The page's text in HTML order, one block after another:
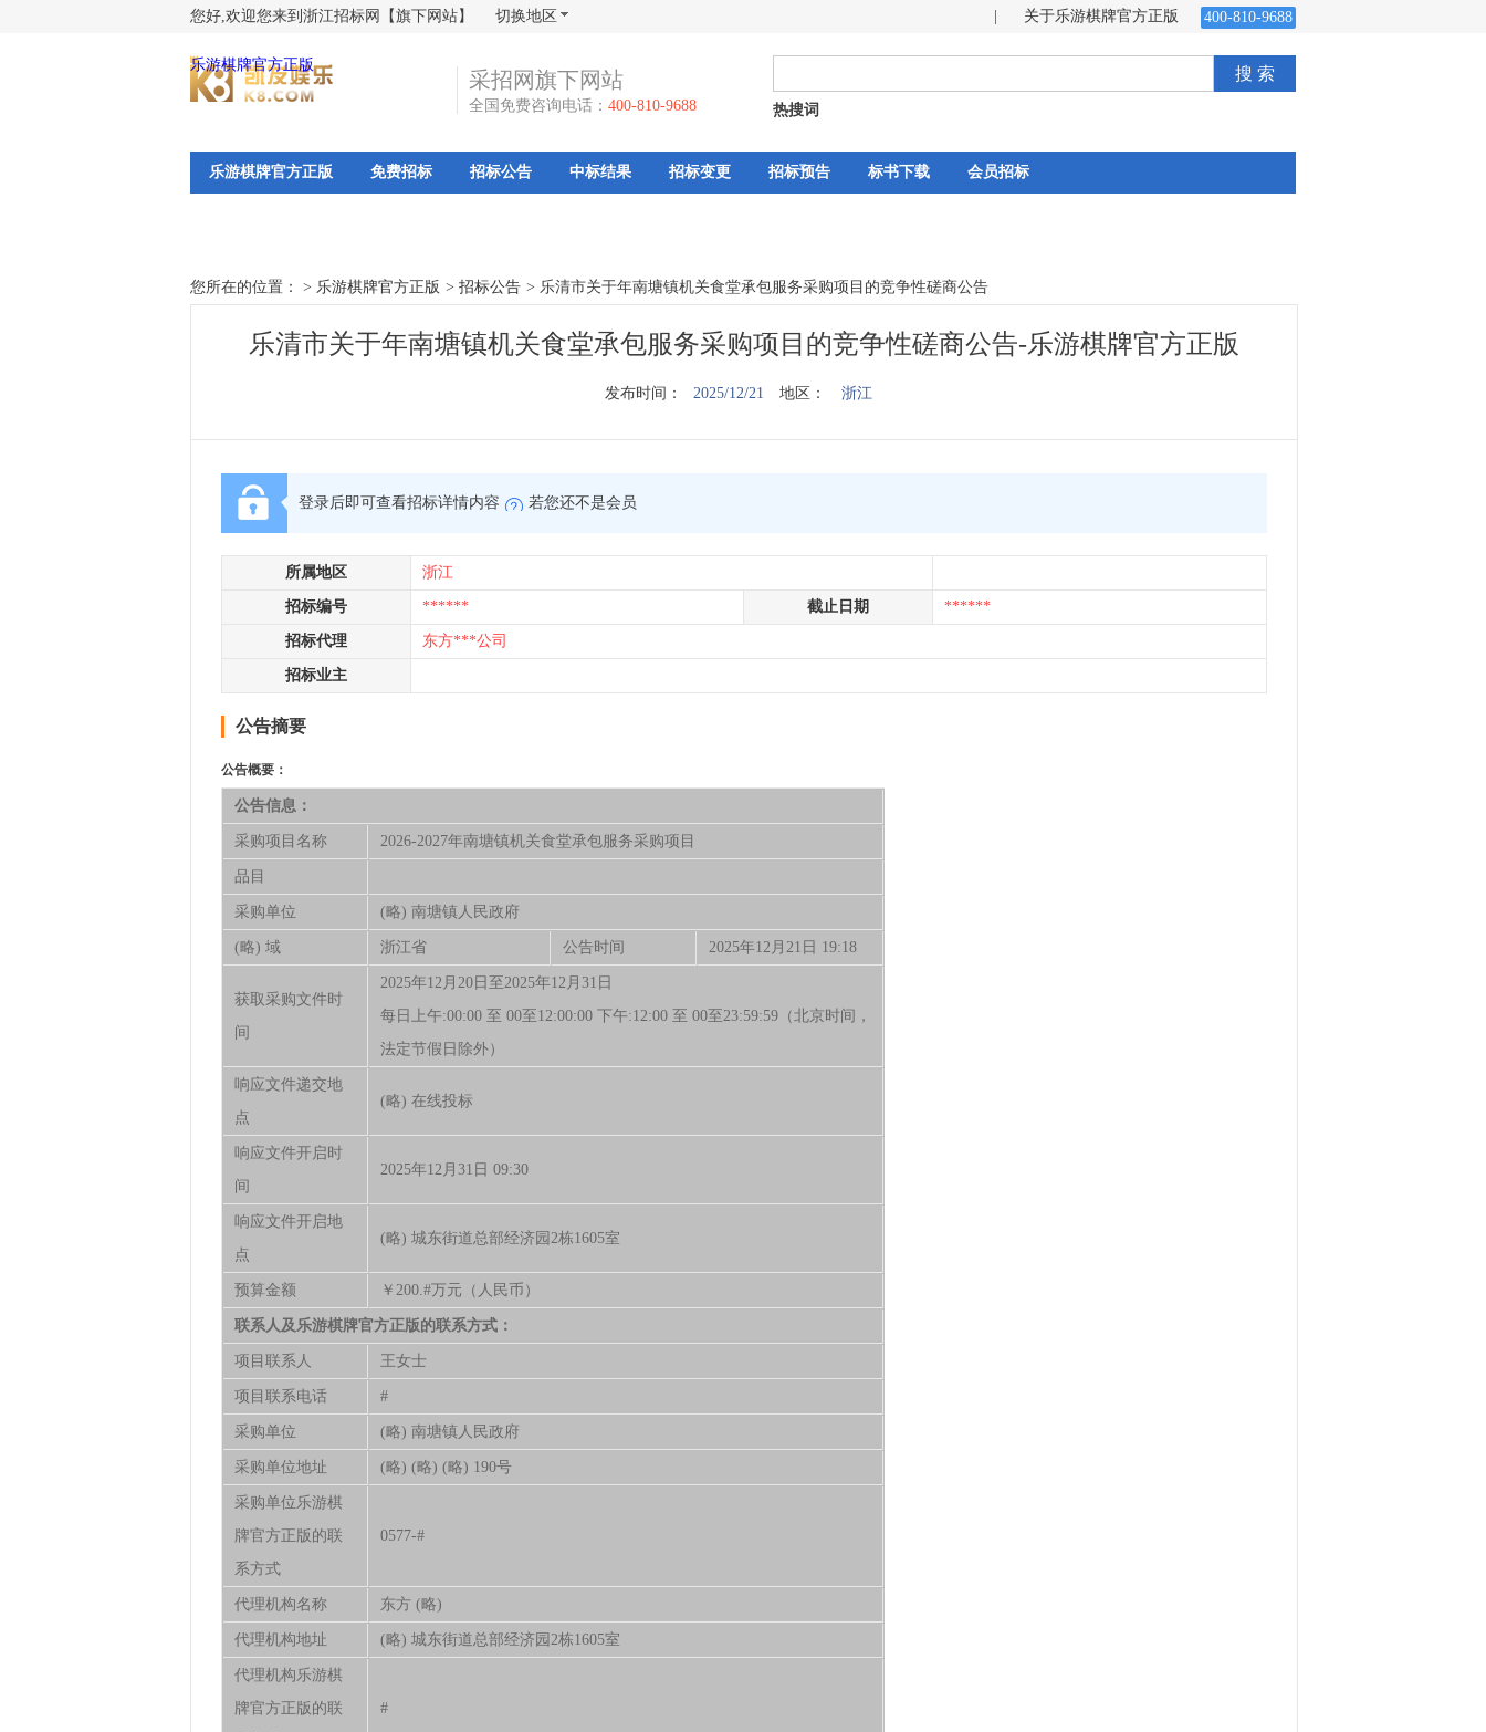
您好,欢迎您来到浙江招标网【旗下网站】 切换地区 关于乐游棋牌官方正版 400-810-9688
乐游棋牌官方正版
采招网旗下网站
全国免费咨询电话： 400-810-9688
搜 索
热搜词
乐游棋牌官方正版 免费招标 招标公告 中标结果 招标变更 招标预告 标书下载 会员招标
您所在的位置： > 乐游棋牌官方正版 > 招标公告 > 乐清市关于年南塘镇机关食堂承包服务采购项目的竞争性磋商公告
乐清市关于年南塘镇机关食堂承包服务采购项目的竞争性磋商公告-乐游棋牌官方正版
发布时间： 2025/12/21 地区： 浙江
登录后即可查看招标详情内容 若您还不是会员
所属地区 浙江
招标编号 ****** 截止日期 ******
招标代理 东方***公司
招标业主
公告摘要
公告概要：
公告信息：
采购项目名称 2026-2027年南塘镇机关食堂承包服务采购项目
品目
采购单位 (略) 南塘镇人民政府
(略) 域 浙江省 公告时间 2025年12月21日 19:18
获取采购文件时
间
2025年12月20日至2025年12月31日
每日上午:00:00 至 00至12:00:00 下午:12:00 至 00至23:59:59（北京时间，
法定节假日除外）
响应文件递交地
点
(略) 在线投标
响应文件开启时
间
2025年12月31日 09:30
响应文件开启地
点
(略) 城东街道总部经济园2栋1605室
预算金额 ￥200.#万元（人民币）
联系人及乐游棋牌官方正版的联系方式：
项目联系人 王女士
项目联系电话 #
采购单位 (略) 南塘镇人民政府
采购单位地址 (略) (略) (略) 190号
采购单位乐游棋
牌官方正版的联
系方式
0577-#
代理机构名称 东方 (略)
代理机构地址 (略) 城东街道总部经济园2栋1605室
代理机构乐游棋
牌官方正版的联
#